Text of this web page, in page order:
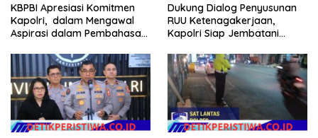
KBPBI Apresiasi Komitmen
Kapolri, dalam Mengawal
Aspirasi dalam Pembahasan
Dukung Dialog Penyusunan
RUU Ketenagakerjaan,
Kapolri Siap Jembatani